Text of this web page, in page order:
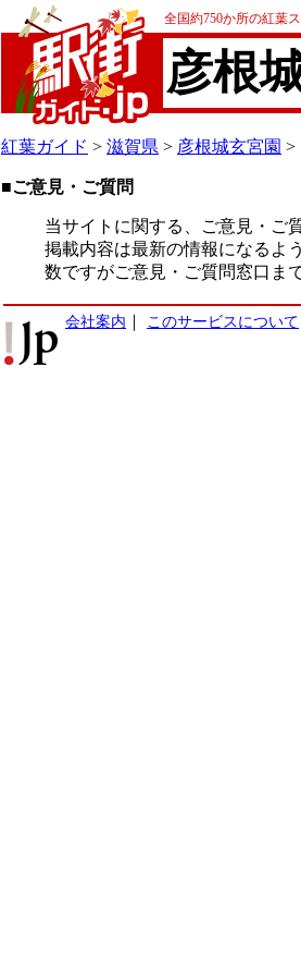
全国約750か所の紅葉
彦根
紅葉ガイド > 滋賀県 > 彦根城玄宮園 >
■ご意見・ご質問
当サイトに関する、ご意見・ご
掲載内容は最新の情報になるよ
数ですがご意見・ご質問窓口ま
会社案内 このサービスについて